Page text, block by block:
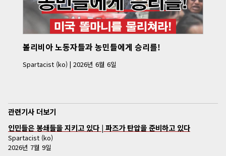
볼리비아 노동자들과 농민들에게 승리를!
Spartacist (ko) | 2026년 6월 6일
관련기사 더보기
인민들은 봉쇄들을 지키고 있다 | 파즈가 탄압을 준비하고 있다
Spartacist (ko)
2026년 7월 9일